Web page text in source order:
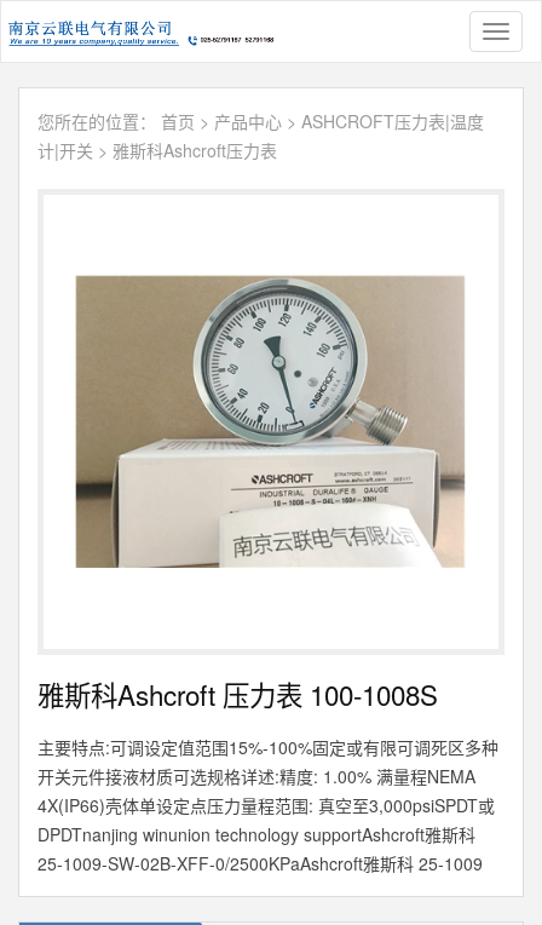
您所在的位置： 首页 > 产品中心 > ASHCROFT压力表|温度
计|开关 > 雅斯科Ashcroft压力表
雅斯科Ashcroft 压力表 100-1008S
主要特点:可调设定值范围15%-100%固定或有限可调死区多种
开关元件接液材质可选规格详述:精度: 1.00% 满量程NEMA
4X(IP66)壳体单设定点压力量程范围: 真空至3,000psiSPDT或
DPDTnanjing winunion technology supportAshcroft雅斯科
25-1009-SW-02B-XFF-0/2500KPaAshcroft雅斯科 25-1009